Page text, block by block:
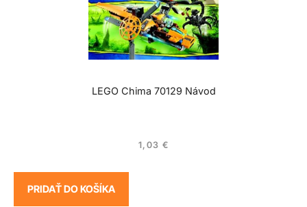
LEGO Chima 70129 Návod
1,03 €
PRIDAŤ DO KOŠÍKA